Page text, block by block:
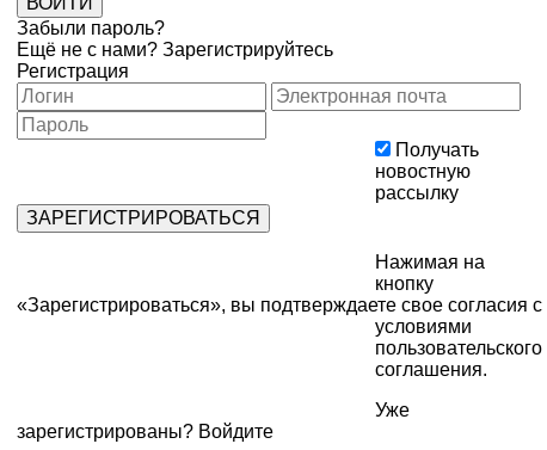
Забыли пароль?
Ещё не с нами? Зарегистрируйтесь
Регистрация
Получать
новостную
рассылку
Нажимая на
кнопку
«Зарегистрироваться», вы подтверждаете свое согласия с
условиями
пользовательского
соглашения.
Уже
зарегистрированы? Войдите